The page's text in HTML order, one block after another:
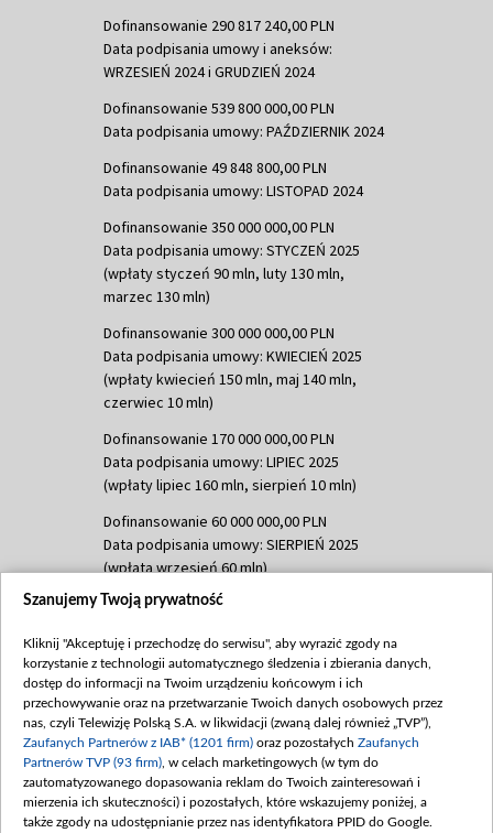
Dofinansowanie 290 817 240,00 PLN
Data podpisania umowy i aneksów:
WRZESIEŃ 2024 i GRUDZIEŃ 2024
Dofinansowanie 539 800 000,00 PLN
Data podpisania umowy: PAŹDZIERNIK 2024
Dofinansowanie 49 848 800,00 PLN
Data podpisania umowy: LISTOPAD 2024
Dofinansowanie 350 000 000,00 PLN
Data podpisania umowy: STYCZEŃ 2025
(wpłaty styczeń 90 mln, luty 130 mln,
marzec 130 mln)
Dofinansowanie 300 000 000,00 PLN
Data podpisania umowy: KWIECIEŃ 2025
(wpłaty kwiecień 150 mln, maj 140 mln,
czerwiec 10 mln)
Dofinansowanie 170 000 000,00 PLN
Data podpisania umowy: LIPIEC 2025
(wpłaty lipiec 160 mln, sierpień 10 mln)
Dofinansowanie 60 000 000,00 PLN
Data podpisania umowy: SIERPIEŃ 2025
(wpłata wrzesień 60 mln)
Dofinansowanie 635 783 051,21 PLN
(wpłata wrzesień 100 mln, październik 350
mln, listopad 265 mln)
Dofinansowanie 48 862 000,00 PLN
Data podpisania umowy: GRUDZIEŃ 2025
(wpłata grudzień 60,548 mln)
Dofinansowanie 900 000 000,00 PLN
Data podpisania umowy: LUTY 2026 (wpłata
Szanujemy Twoją prywatność
Kliknij "Akceptuję i przechodzę do serwisu", aby wyrazić zgody na
korzystanie z technologii automatycznego śledzenia i zbierania danych,
dostęp do informacji na Twoim urządzeniu końcowym i ich
przechowywanie oraz na przetwarzanie Twoich danych osobowych przez
nas, czyli Telewizję Polską S.A. w likwidacji (zwaną dalej również „TVP”),
Zaufanych Partnerów z IAB* (1201 firm) oraz pozostałych Zaufanych
Partnerów TVP (93 firm) , w celach marketingowych (w tym do
zautomatyzowanego dopasowania reklam do Twoich zainteresowań i
mierzenia ich skuteczności) i pozostałych, które wskazujemy poniżej, a
także zgody na udostępnianie przez nas identyfikatora PPID do Google.